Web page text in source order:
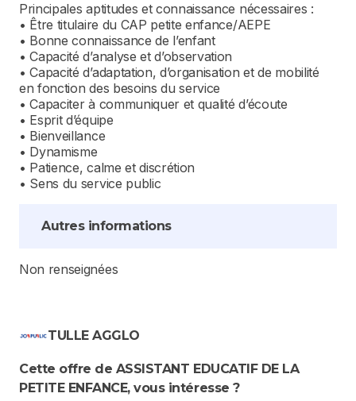
Principales aptitudes et connaissance nécessaires :
• Être titulaire du CAP petite enfance/AEPE
• Bonne connaissance de l’enfant
• Capacité d’analyse et d’observation
• Capacité d’adaptation, d’organisation et de mobilité
en fonction des besoins du service
• Capaciter à communiquer et qualité d’écoute
• Esprit d’équipe
• Bienveillance
• Dynamisme
• Patience, calme et discrétion
• Sens du service public
Autres informations
Non renseignées
TULLE AGGLO
Cette offre de ASSISTANT EDUCATIF DE LA
PETITE ENFANCE, vous intéresse ?